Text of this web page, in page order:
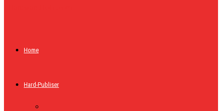
Home
Hard-Publiser